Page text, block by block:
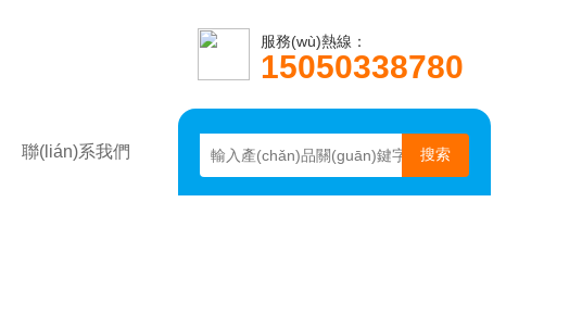
服務(wù)熱線：
15050338780
聯(lián)系我們